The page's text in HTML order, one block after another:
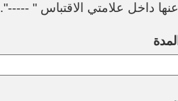
داخل علامتي الاقتباس " -----".
المدة